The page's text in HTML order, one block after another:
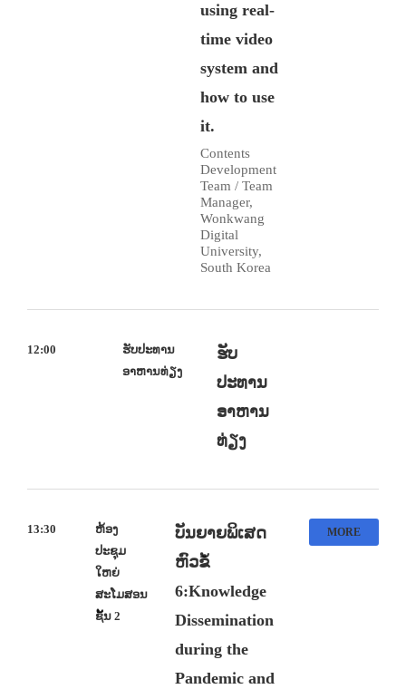
using real-
time video
system and
how to use
it.
Contents
Development
Team / Team
Manager,
Wonkwang
Digital
University,
South Korea
12:00
ຮັບປະທານ
ອາຫານທ່ຽງ
ຮັບ
ປະທານ
ອາຫານ
ທ່ຽງ
13:30
ຫ້ອງ
ປະຊຸມ
ໃຫຍ່
ສະໂມສອນ
ຊັ້ນ 2
ບັນຍາຍພິເສດ
ຫົວຂໍ້
6:Knowledge
Dissemination
during the
Pandemic and
MORE